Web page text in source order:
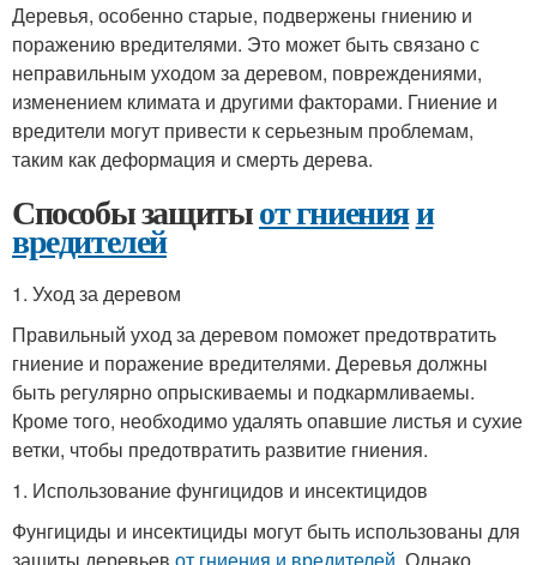
Деревья, особенно старые, подвержены гниению и
поражению вредителями. Это может быть связано с
неправильным уходом за деревом, повреждениями,
изменением климата и другими факторами. Гниение и
вредители могут привести к серьезным проблемам,
таким как деформация и смерть дерева.
Способы защитыот гниенияи
вредителей
1. Уход за деревом
Правильный уход за деревом поможет предотвратить
гниение и поражение вредителями. Деревья должны
быть регулярно опрыскиваемы и подкармливаемы.
Кроме того, необходимо удалять опавшие листья и сухие
ветки, чтобы предотвратить развитие гниения.
1. Использование фунгицидов и инсектицидов
Фунгициды и инсектициды могут быть использованы для